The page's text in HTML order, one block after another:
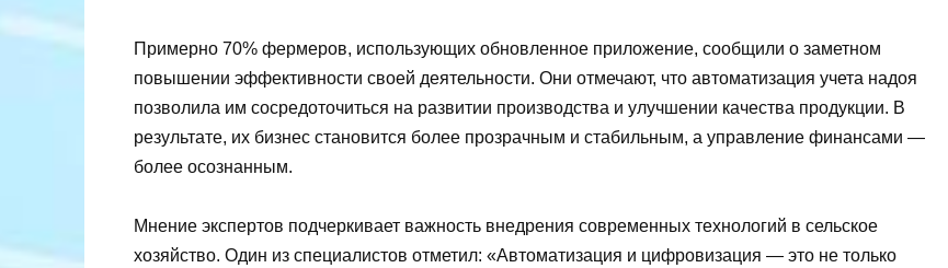
Примерно 70% фермеров, использующих обновленное приложение, сообщили о заметном
повышении эффективности своей деятельности. Они отмечают, что автоматизация учета надоя
позволила им сосредоточиться на развитии производства и улучшении качества продукции. В
результате, их бизнес становится более прозрачным и стабильным, а управление финансами —
более осознанным.
Мнение экспертов подчеркивает важность внедрения современных технологий в сельское
хозяйство. Один из специалистов отметил: «Автоматизация и цифровизация — это не только